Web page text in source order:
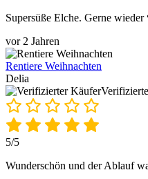
Supersüße Elche. Gerne
vor 2 Jahren
Rentiere Weihnachten
Delia
5/5
Wunderschön und der Ablauf